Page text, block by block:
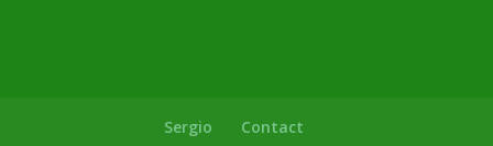
Sergio
Contact